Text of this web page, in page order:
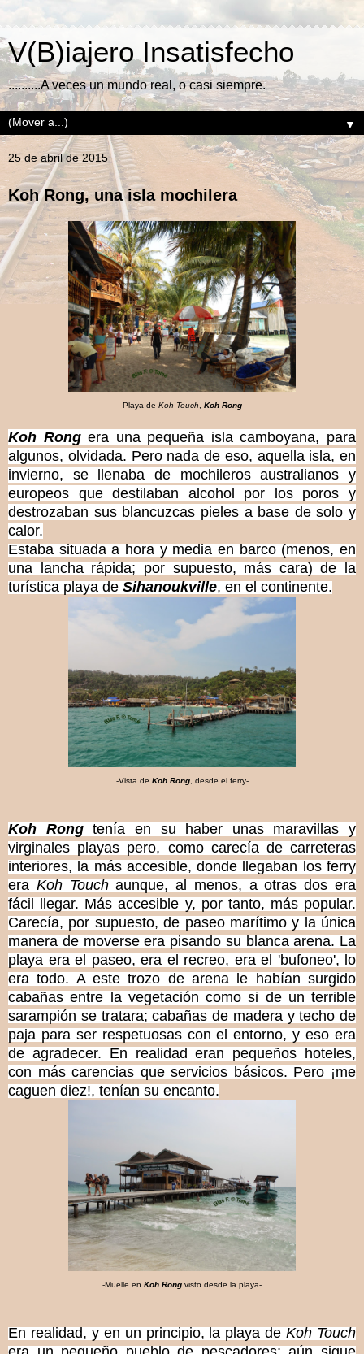
V(B)iajero Insatisfecho
..........A veces un mundo real, o casi siempre.
▼
25 de abril de 2015
Koh Rong, una isla mochilera
-Playa de Koh Touch Koh Rong-
Koh Rongera una pequeña isla camboyana, para
algunos, olvidada. Pero nada de eso, aquella isla, en
invierno, se llenaba de mochileros australianos y
europeos que destilaban alcohol por los poros y
destrozaban sus blancuzcas pieles a base de solo y
calor.
Estaba situada a hora y media en barco (menos, en
una lancha rápida; por supuesto, más cara) de la
turística playa deSihanoukville, en el continente.
-Vista de Koh Rong, desde el ferry-
Koh Rongtenía en su haber unas maravillas y
virginales playas pero, como carecía de carreteras
interiores, la más accesible, donde llegaban los ferry
era Koh Touchaunque, al menos, a otras dos era
fácil llegar. Más accesible y, por tanto, más popular.
Carecía, por supuesto, de paseo marítimo y la única
manera de moverse era pisando su blanca arena. La
playa era el paseo, era el recreo, era el 'bufoneo', lo
era todo. A este trozo de arena le habían surgido
cabañas entre la vegetación como si de un terrible
sarampión se tratara; cabañas de madera y techo de
paja para ser respetuosas con el entorno, y eso era
de agradecer. En realidad eran pequeños hoteles,
con más carencias que servicios básicos. Pero ¡me
caguen diez!, tenían su encanto.
-Muelle en Koh Rong visto desde la playa-
En realidad, y en un principio, la playa deKoh Touch